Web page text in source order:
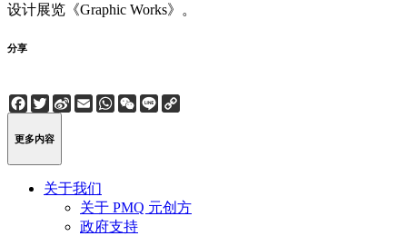
设计展览《Graphic Works》。
分享
Facebook
Twitter
Sina
Weibo
EmailWhatsApp
WeChat
Line
更多内容
关于我们
关于 PMQ 元创方
政府支持